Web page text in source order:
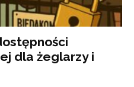
dla żeglarzy i